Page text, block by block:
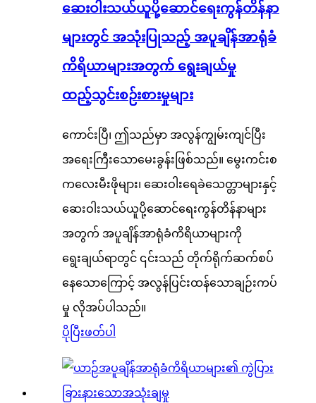
ဆေးဝါးသယ်ယူပို့ဆောင်ရေးကွန်တိန်နာ
များတွင် အသုံးပြုသည့် အပူချိန်အာရုံခံ
ကိရိယာများအတွက် ရွေးချယ်မှု
ထည့်သွင်းစဉ်းစားမှုများ
ကောင်းပြီ၊ ဤသည်မှာ အလွန်ကျွမ်းကျင်ပြီး
အရေးကြီးသောမေးခွန်းဖြစ်သည်။ မွေးကင်းစ
ကလေးမီးဖိုများ၊ ဆေးဝါးရေခဲသေတ္တာများနှင့်
ဆေးဝါးသယ်ယူပို့ဆောင်ရေးကွန်တိန်နာများ
အတွက် အပူချိန်အာရုံခံကိရိယာများကို
ရွေးချယ်ရာတွင် ၎င်းသည် တိုက်ရိုက်ဆက်စပ်
နေသောကြောင့် အလွန်ပြင်းထန်သောချဉ်းကပ်
မှု လိုအပ်ပါသည်။
ပိုပြီးဖတ်ပါ